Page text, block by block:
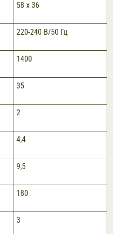
58 х 36
220-240 В/50 Гц
1400
35
2
4,4
9,5
180
3